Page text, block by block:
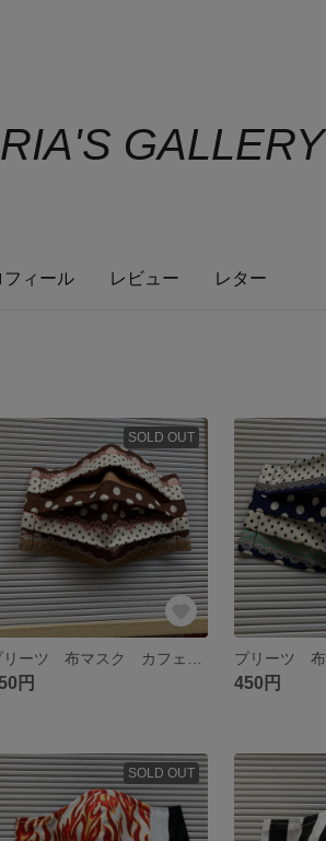
GALLERY
フィール レビュー レター
SOLD OUT
円 450円
SOLD OUT